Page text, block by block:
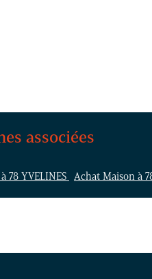
associées
78 YVELINES Achat Maison à